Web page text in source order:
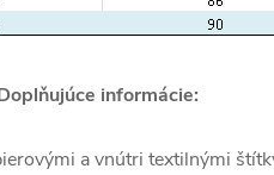
informácie:
a vnútri textilnými